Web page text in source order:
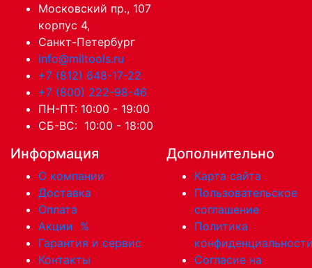
Московский пр., 107
корпус 4,
Санкт-Петербург
info@miltools.ru
+7 (812) 648-17-22
+7 (800) 222-98-46
ПН-ПТ: 10:00 - 19:00
СБ-ВС: 10:00 - 18:00
Информация
О компании
Доставка
Оплата
Акции %
Гарантия и сервис
Контакты
Дополнительно
Карта сайта
Пользовательское
соглашение
Политика
Согласие на